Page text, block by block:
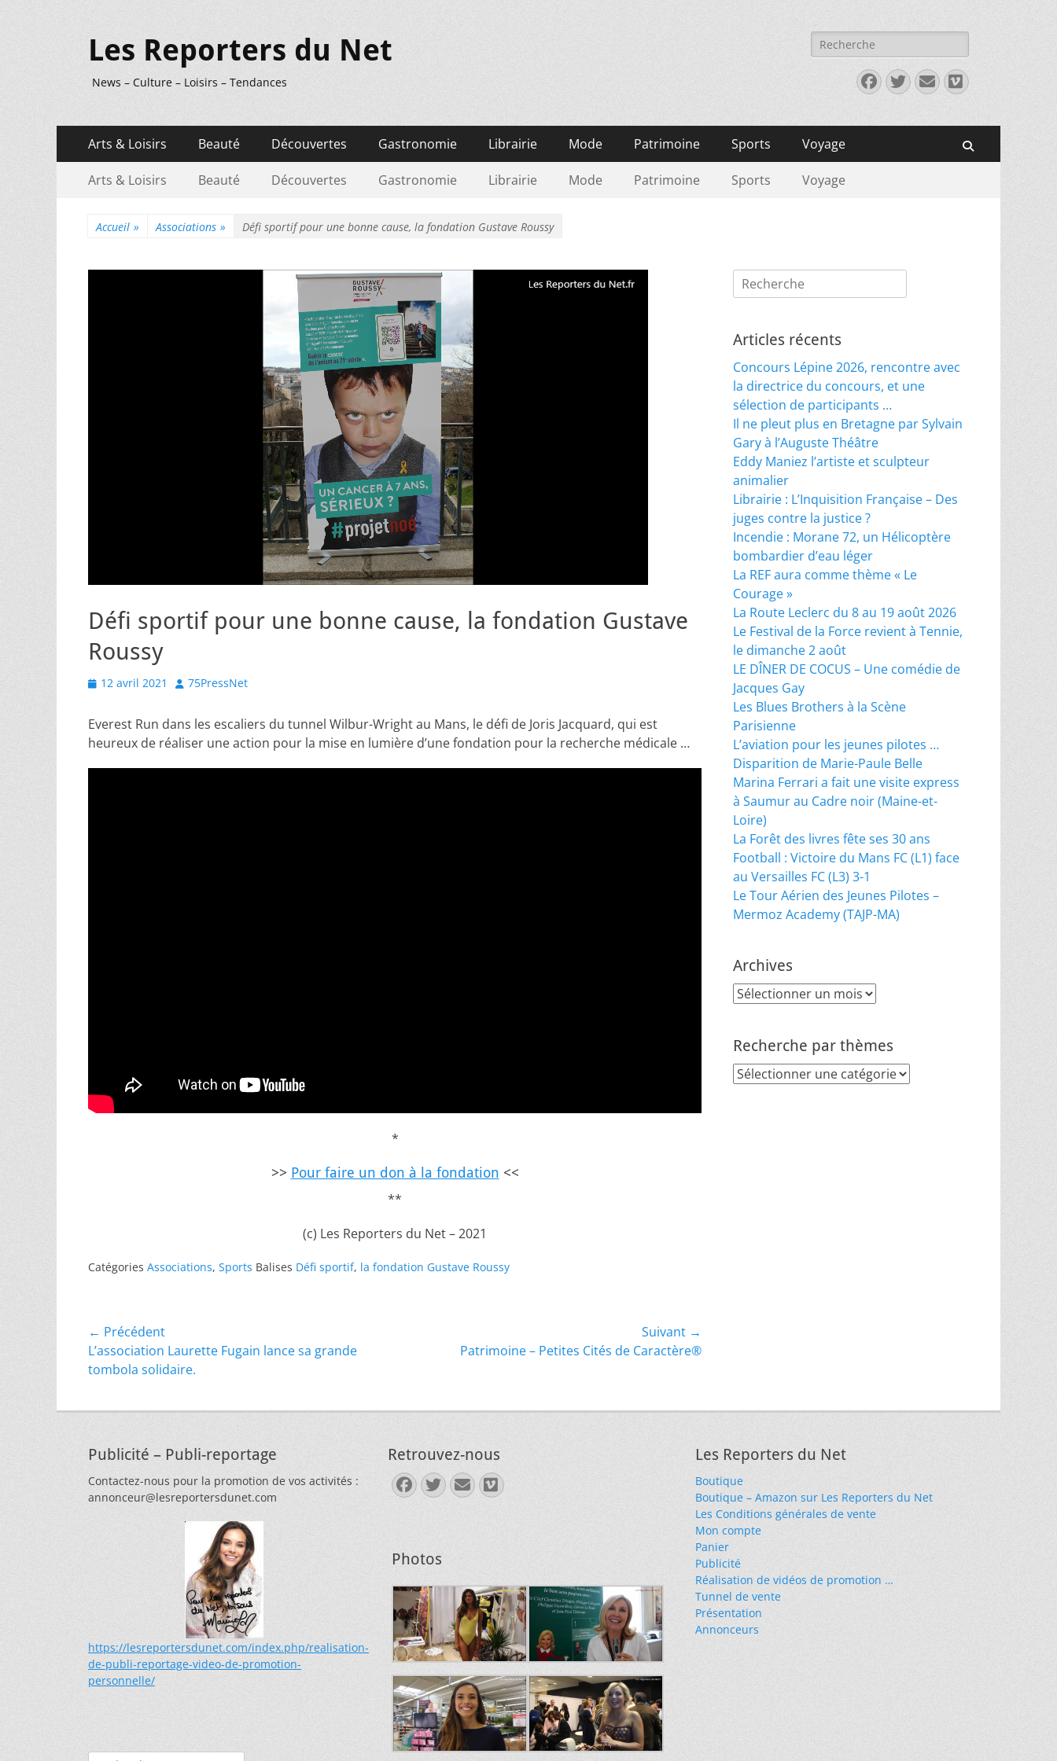
Les Reporters du Net
News – Culture – Loisirs – Tendances
Rechercher :
Facebook
Twitter
E-
mail
Vimeo
Menu
principal
contenu
Arts & Loisirs Beauté Découvertes Gastronomie Librairie Mode Patrimoine Sports Voyage
Menu
Arts & Loisirs Beauté Découvertes Gastronomie Librairie Mode Patrimoine Sports Voyage
Accueil » Associations » Défi sportif pour une bonne cause, la fondation Gustave Roussy
Défi sportif pour une bonne cause, la fondation Gustave
Roussy
Posted
12 avril 2021 Author
75PressNet
Everest Run dans les escaliers du tunnel Wilbur-Wright au Mans, le défi de Joris Jacquard, qui est
heureux de réaliser une action pour la mise en lumière d’une fondation pour la recherche médicale …
*
>> Pour faire un don à la fondation <<
**
(c) Les Reporters du Net – 2021
Catégories Associations, Sports Balises Défi sportif, la fondation Gustave Roussy
Navigation
de
← Précédent
Article
précédent :
L’association Laurette Fugain lance sa grande
tombola solidaire.
Suivant →
Patrimoine – Petites Cités de Caractère®
Rechercher :
Articles récents
Concours Lépine 2026, rencontre avec
la directrice du concours, et une
sélection de participants …
Il ne pleut plus en Bretagne par Sylvain
Gary à l’Auguste Théâtre
Eddy Maniez l’artiste et sculpteur
animalier
Librairie : L’Inquisition Française – Des
juges contre la justice ?
Incendie : Morane 72, un Hélicoptère
bombardier d’eau léger
La REF aura comme thème « Le
Courage »
La Route Leclerc du 8 au 19 août 2026
Le Festival de la Force revient à Tennie,
le dimanche 2 août
LE DÎNER DE COCUS – Une comédie de
Jacques Gay
Les Blues Brothers à la Scène
Parisienne
L’aviation pour les jeunes pilotes …
Disparition de Marie-Paule Belle
Marina Ferrari a fait une visite express
à Saumur au Cadre noir (Maine-et-
Loire)
La Forêt des livres fête ses 30 ans
Football : Victoire du Mans FC (L1) face
au Versailles FC (L3) 3-1
Le Tour Aérien des Jeunes Pilotes –
Mermoz Academy (TAJP-MA)
Archives
Archives
Recherche par thèmes
Recherche
Publicité – Publi-reportage
Contactez-nous pour la promotion de vos activités :
annonceur@lesreportersdunet.com
https://lesreportersdunet.com/index.php/realisation-
de-publi-reportage-video-de-promotion-
personnelle/
Retrouvez-nous
Facebook
Twitter
E-
mail
Vimeo
Photos
Les Reporters du Net
Boutique
Boutique – Amazon sur Les Reporters du Net
Les Conditions générales de vente
Mon compte
Panier
Publicité
Réalisation de vidéos de promotion …
Tunnel de vente
Présentation
Annonceurs